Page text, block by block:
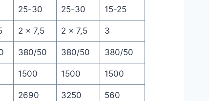
25-30 25-30 15-25
2 x 7,5 2 x 7,5 3
380/50 380/50 380/50
1500 1500 1500
2690 3250 560